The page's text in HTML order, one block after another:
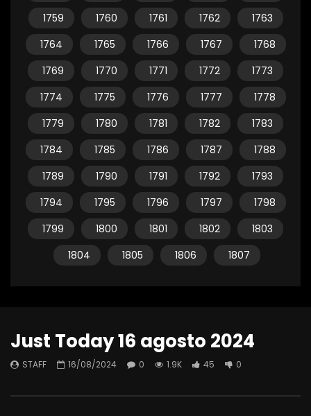
1759
1760 1761 1762
1763
1764
1765 1766 1767
1768
1769
1770 1771 1772
1773
1774
1775 1776 1777
1778
1779
1780 1781 1782
1783
1784
1785 1786 1787
1788
1789
1790 1791 1792
1793
1794
1795 1796 1797
1798
1799
1800 1801 1802
1803
1804
1805 1806 1807
Just Today 16 agosto 2024
STAFF 16/08/2024 0 1.9K 45 0